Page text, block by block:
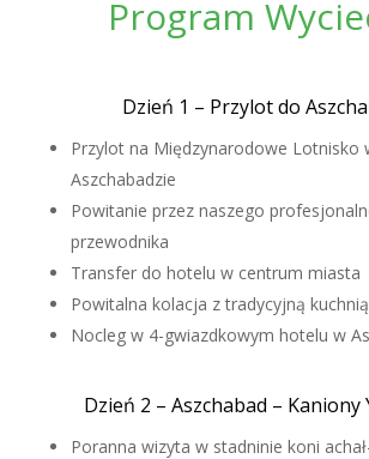
Program
Dzień 1 – Przylot do
Przylot na Międzynarodowe Lotnisko
Aszchabadzie
Powitanie przez naszego
przewodnika
Transfer do hotelu w centrum miasta
Powitalna kolacja z tradycyjną
Nocleg w 4-gwiazdkowym hotelu w
Dzień 2 – Aszchabad – Kaniony
Poranna wizyta w stadninie koni